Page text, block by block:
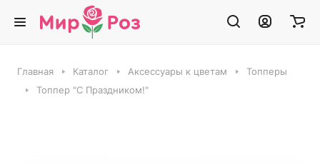
Главная Каталог Аксессуары к цветам
Топперы
Топпер "С Праздником!"